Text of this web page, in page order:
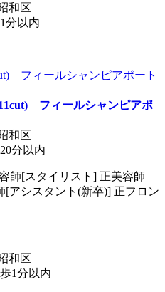
和区
分以内
フィールシャンピアポ
和区
分以内
師[スタイリスト] 正美容師
[アシスタント(新卒)] 正フロン
和区
1分以内